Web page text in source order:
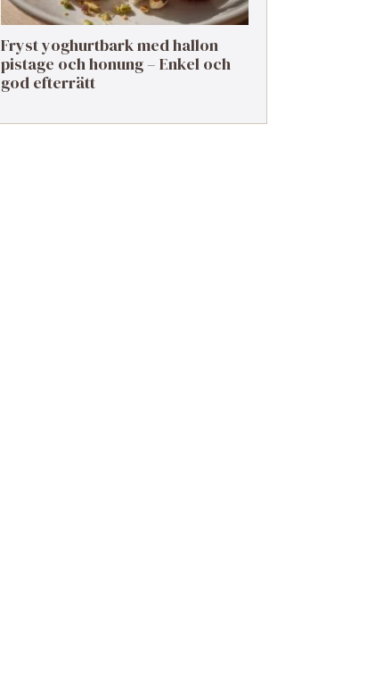
Fryst yoghurtbark med hallon
pistage och honung – Enkel och
god efterrätt